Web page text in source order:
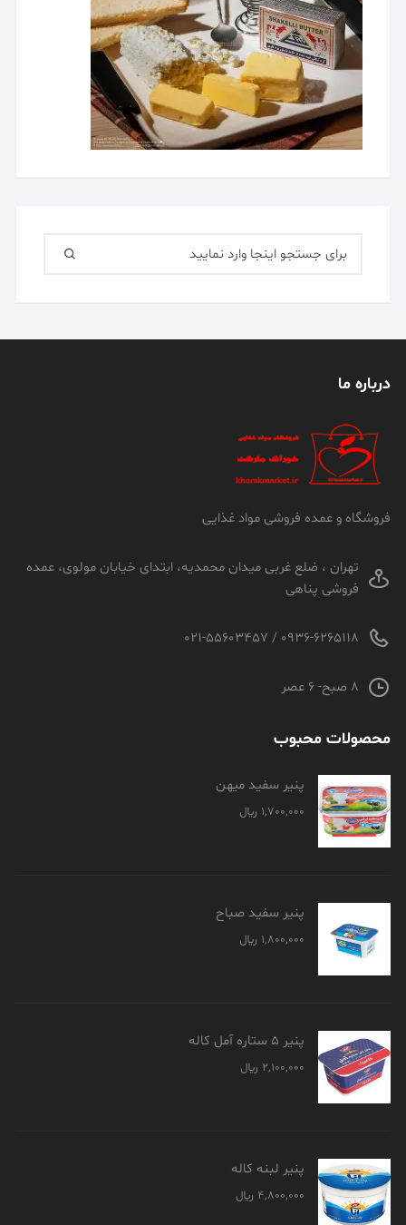
برای:
درباره ما
فروشگاه و عمده فروشی مواد غذایی
تهران ، ضلع غربی میدان محمدیه، ابتدای خیابان مولوی، عمده
فروشی پناهی
0936-6265118 / 021-55603457
8 صبح- 6 عصر
محصولات محبوب
پنیر سفید میهن
1,700,000 ﷼
پنیر سفید صباح
1,800,000 ﷼
پنیر 5 ستاره آمل کاله
2,100,000 ﷼
پنیر لبنه کاله
4,800,000 ﷼